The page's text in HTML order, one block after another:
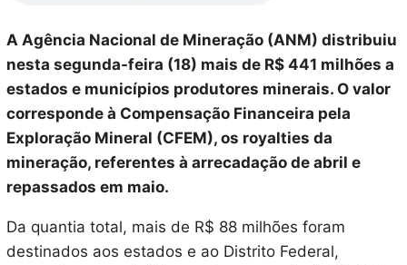
A Agência Nacional de Mineração (ANM) distribuiu
nesta segunda-feira (18) mais de R$ 441 milhões a
estados e municípios produtores minerais. O valor
corresponde à Compensação Financeira pela
Exploração Mineral (CFEM), os royalties da
mineração, referentes à arrecadação de abril e
repassados em maio.
Da quantia total, mais de R$ 88 milhões foram
destinados aos estados e ao Distrito Federal,